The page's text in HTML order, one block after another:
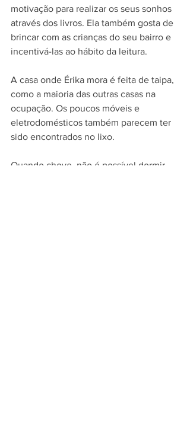
motivação para realizar os seus sonhos
através dos livros. Ela também gosta de
brincar com as crianças do seu bairro e
incentivá-las ao hábito da leitura.
A casa onde Érika mora é feita de taipa,
como a maioria das outras casas na
ocupação. Os poucos móveis e
eletrodomésticos também parecem ter
sido encontrados no lixo.
Quando chove, não é possível dormir